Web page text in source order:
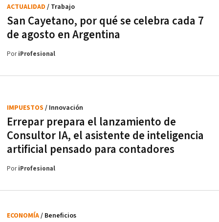
San Cayetano, por qué se celebra cada 7
de agosto en Argentina
ACTUALIDAD / Trabajo
PoriProfesional
Errepar prepara el lanzamiento de
Consultor IA, el asistente de inteligencia
artificial pensado para contadores
IMPUESTOS / Innovación
PoriProfesional
ECONOMÍA/ Beneficios